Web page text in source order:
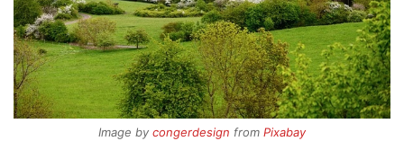
Image by congerdesign from Pixabay